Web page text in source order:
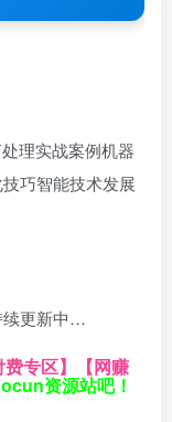
理实战案例机器
巧智能技术发展
续更新中…
费专区】 【网赚
资源站吧！